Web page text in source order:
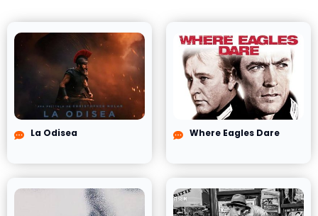
La Odisea Where Eagles Dare